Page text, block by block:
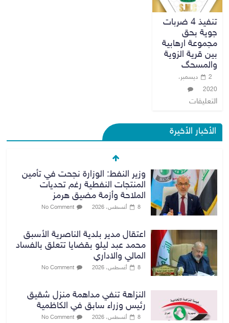
تنفيذ 4 ضربات
جوية بحق
مجموعة ارهابية
بين قرية الزوية
والمسحگ
2 ديسمبر،
2020
التعليقات
الأخبار الأخيرة
وزير النفط: الوزارة نجحت في تأمين
المنتجات النفطية رغم تحديات
الملاحة وأزمة مضيق هرمز
8 أغسطس، 2026 No Comment
اعتقال مدير بلدية الناصرية الأسبق
محمد عبد ليلو بقضايا تتعلق بالفساد
المالي والاداري
8 أغسطس، 2026 No Comment
النزاهة تنفي مداهمة منزل شقيق
رئيس وزراء سابق في الكاظمية
8 أغسطس، 2026 No Comment